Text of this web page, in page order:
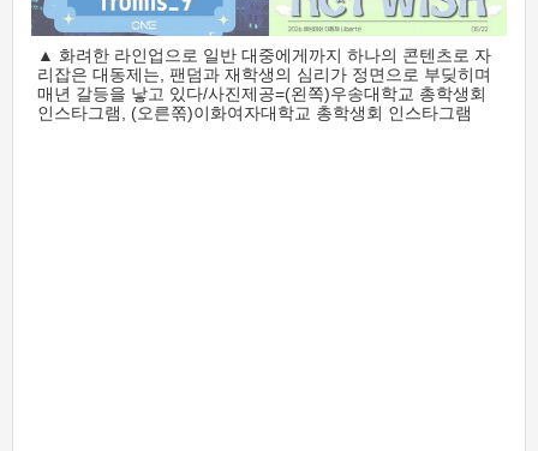
▲ 화려한 라인업으로 일반 대중에게까지 하나의 콘텐츠로 자
리잡은 대동제는, 팬덤과 재학생의 심리가 정면으로 부딪히며
매년 갈등을 낳고 있다/사진제공=(왼쪽)우송대학교 총학생회
인스타그램, (오른쪾)이화여자대학교 총학생회 인스타그램